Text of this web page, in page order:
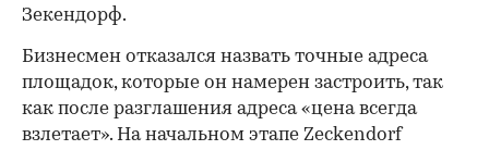
Зекендорф.
Бизнесмен отказался назвать точные адреса
площадок, которые он намерен застроить, так
как после разглашения адреса «цена всегда
взлетает». На начальном этапе Zeckendorf